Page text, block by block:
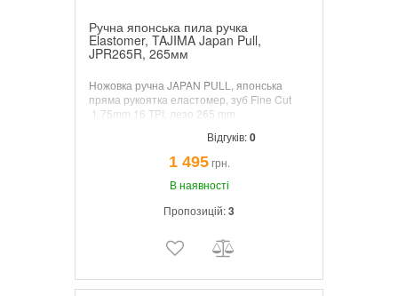
Ручна японська пила ручка
Elastomer, TAJIMA Japan Pull,
JPR265R, 265мм
Ножовка ручна JAPAN PULL, японська
пряма рукоятка еластомер, зуб Fine Cut
,1.75mm 16 TPI, лезо 265 mm
Відгуків:0
1 495грн.
В наявності
Пропозицій:3